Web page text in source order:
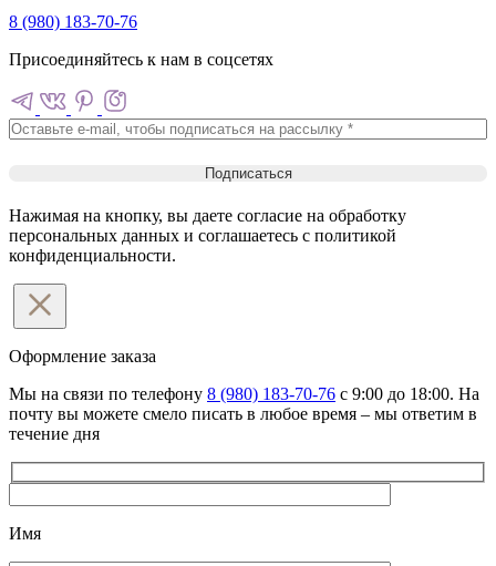
8 (980) 183-70-76
Присоединяйтесь к нам в соцсетях
Нажимая на кнопку, вы даете согласие на обработку
персональных данных и соглашаетесь c политикой
конфиденциальности.
Оформление заказа
Мы на связи по телефону 8 (980) 183-70-76 с 9:00 до 18:00. На
почту вы можете смело писать в любое время – мы ответим в
течение дня
Имя